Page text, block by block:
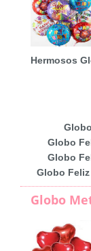
Hermosos
Globo
Globo
Globo
Globo